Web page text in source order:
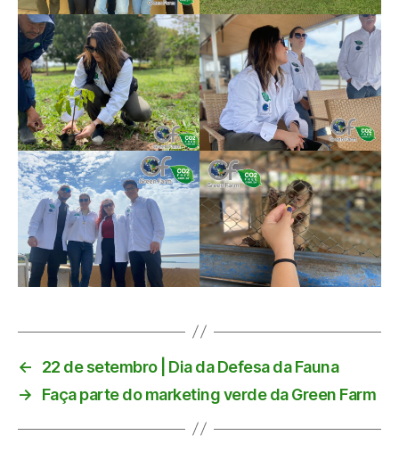
←
22 de setembro | Dia da Defesa da Fauna
→
Faça parte do marketing verde da Green Farm